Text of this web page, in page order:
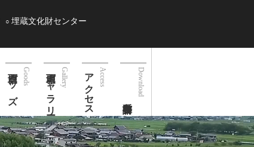
埋蔵文化財センター
西堀グッズ 西堀ギャラリー アクセス